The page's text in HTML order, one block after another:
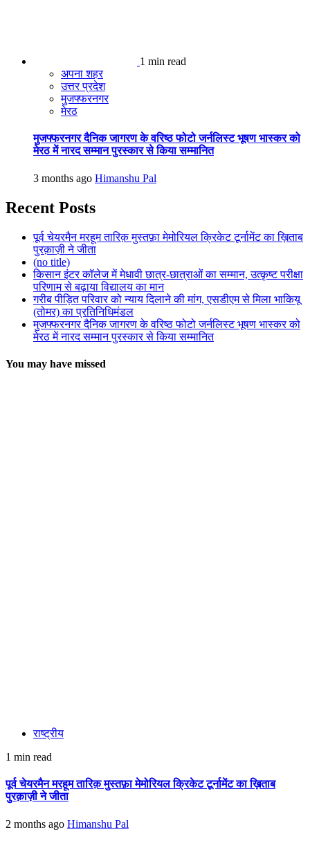
1 min read
अपना शहर
उत्तर प्रदेश
मुजफ्फरनगर
मेरठ
मुजफ्फरनगर दैनिक जागरण के वरिष्ठ फोटो जर्नलिस्ट भूषण भास्कर को
मेरठ में नारद सम्मान पुरस्कार से किया सम्मानित
3 months ago Himanshu Pal
Recent Posts
पूर्व चेयरमैन मरहूम तारिक़ मुस्तफ़ा मेमोरियल क्रिकेट टूर्नामेंट का ख़िताब
पुरक़ाज़ी ने जीता
(no title)
किसान इंटर कॉलेज में मेधावी छात्र-छात्राओं का सम्मान, उत्कृष्ट परीक्षा
परिणाम से बढ़ाया विद्यालय का मान
गरीब पीड़ित परिवार को न्याय दिलाने की मांग, एसडीएम से मिला भाकियू
(तोमर) का प्रतिनिधिमंडल
मुजफ्फरनगर दैनिक जागरण के वरिष्ठ फोटो जर्नलिस्ट भूषण भास्कर को
मेरठ में नारद सम्मान पुरस्कार से किया सम्मानित
You may have missed
राष्ट्रीय
1 min read
पूर्व चेयरमैन मरहूम तारिक़ मुस्तफ़ा मेमोरियल क्रिकेट टूर्नामेंट का ख़िताब
पुरक़ाज़ी ने जीता
2 months ago Himanshu Pal